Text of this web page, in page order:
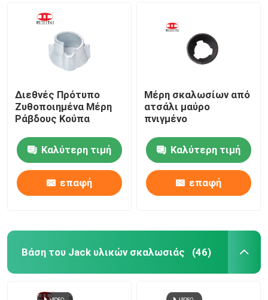
Διεθνές Πρότυπο
Ζυθοποιημένα Μέρη
Ράβδους Κούπα
Καλύτερη τιμή
επαφή
Μέρη σκαλωσίων από
ατσάλι μαύρο
πνιγμένο
Καλύτερη τιμή
επαφή
Βάση του Jack υλικών σκαλωσιάς (46)